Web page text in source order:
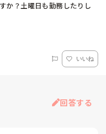
か？土曜日も勤務したりし
いいね
回答する